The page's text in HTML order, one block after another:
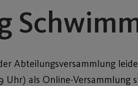
Abteilungsversammlung
Uhr) als Online-Versammlung